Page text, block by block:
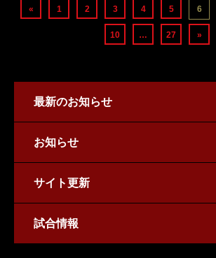
« 1 2 3 4 5 6
10 … 27 »
最新のお知らせ
お知らせ
サイト更新
試合情報